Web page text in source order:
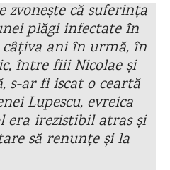
zvonește că suferința
plăgi infectate în
câțiva ani în urmă, în
între fiii Nicolae și
s-ar fi iscat o ceartă
Lupescu, evreica
era irezistibil atras și
să renunțe și la